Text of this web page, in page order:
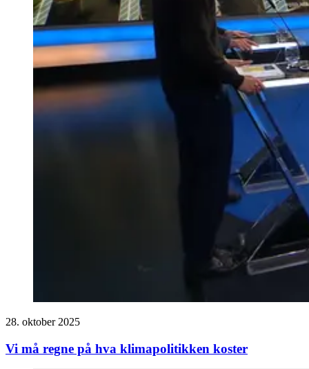
28. oktober 2025
Vi må regne på hva klimapolitikken koster